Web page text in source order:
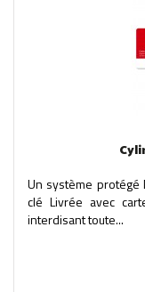
Un système
clé Livrée avec
interdisant toute...